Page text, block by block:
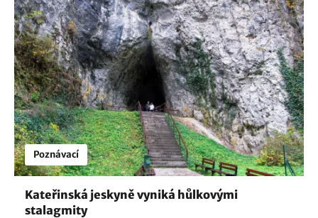
Poznávací
Kateřinská jeskyně vyniká hůlkovými
stalagmity